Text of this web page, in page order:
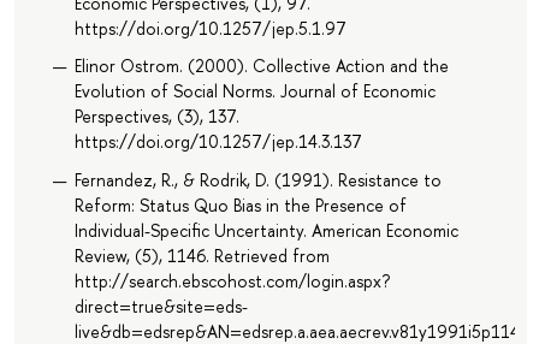
https://doi.org/10.1257/jep.5.1.97
Elinor Ostrom. (2000). Collective Action and the
Evolution of Social Norms. Journal of Economic
Perspectives, (3), 137.
https://doi.org/10.1257/jep.14.3.137
Fernandez, R., & Rodrik, D. (1991). Resistance to
Reform: Status Quo Bias in the Presence of
Individual-Specific Uncertainty. American Economic
Review, (5), 1146. Retrieved from
http://search.ebscohost.com/login.aspx?
direct=true&site=eds-